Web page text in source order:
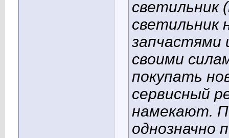
светильник
светильник
запчастями
своими
покупать
сервисный
намекают.
однозначно